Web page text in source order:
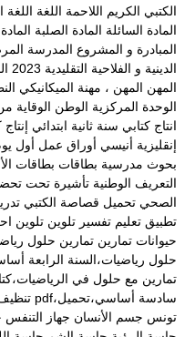
الكتبي الكريم اللاحمة اللغة اللغة
المادة السائلة المادة الصلبة
المبادرة و المشروع المدرسة
الدينية و الفلاحية التقليدية 2023
المهن المهن ، مهنة الميكانيكي
الوحدة المركزية الوطن الوقاية
انتاج كتابي سنة ثانية ابتدائي
إنقليزية أنيسي أوراق عمل أول
بحوث مدرسية بطاقات بطاقات
التعريف الوطنية تأشيرة تحت
الصحي تحميل قصاصة الكتبي
تطبيق تعليم تفسير تلوين تلوين
حيوانات تمارين تمارين حلول
حلول رياضيات،السنة الرابعة
تمارين مع حلول في
سادسة أساسي،تحميل،pdf
تونس جسم الأنسان جهاز التنفس